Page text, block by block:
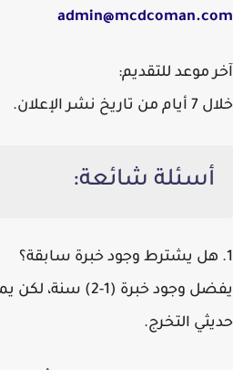
admin@mcdcoman.com
آخر موعد للتقديم:
خلال 7 أيام من تاريخ نشر الإعلان.
أسئلة شائعة:
1. هل يشترط وجود خبرة سابقة؟
يفضل وجود خبرة (1-
حديثي التخرج.